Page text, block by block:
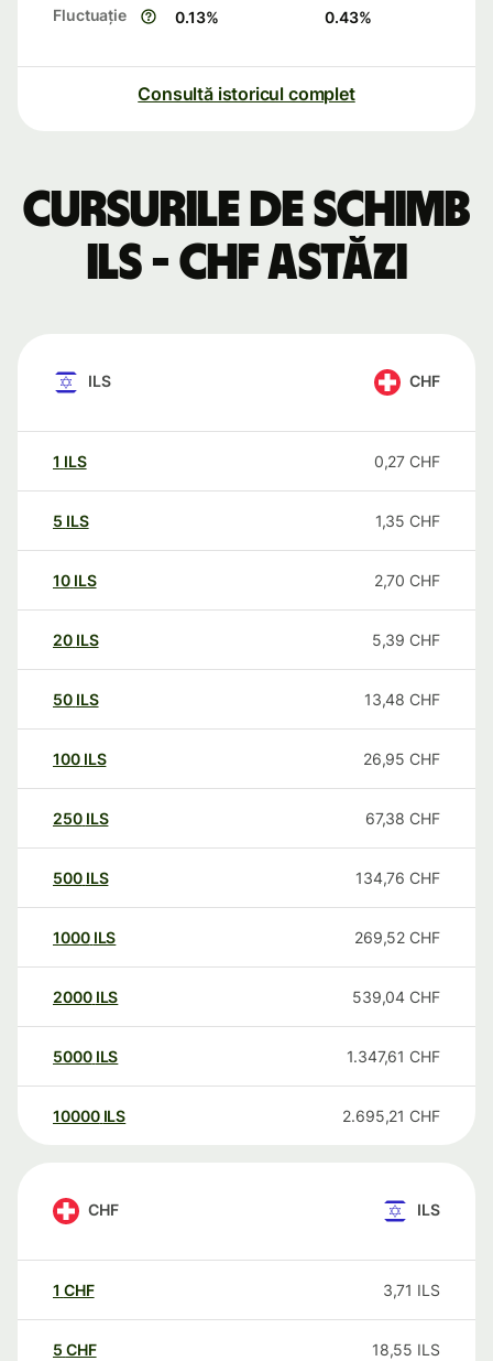
Fluctuație 0.13% 0.43%
Consultă istoricul complet
Cursurile de schimb
ILS - CHF astăzi
ILS CHF
1 ILS 0,27 CHF
5 ILS 1,35 CHF
10 ILS 2,70 CHF
20 ILS 5,39 CHF
50 ILS 13,48 CHF
100 ILS 26,95 CHF
250 ILS 67,38 CHF
500 ILS 134,76 CHF
1000 ILS 269,52 CHF
2000 ILS 539,04 CHF
5000 ILS 1.347,61 CHF
10000 ILS 2.695,21 CHF
CHF ILS
1 CHF 3,71 ILS
5 CHF 18,55 ILS